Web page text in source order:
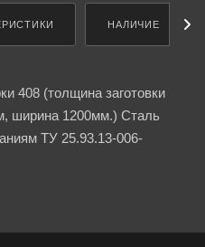
НАЛИЧИЕ
408 (толщина заготовки
ширина 1200мм.) Сталь
ТУ 25.93.13-006-